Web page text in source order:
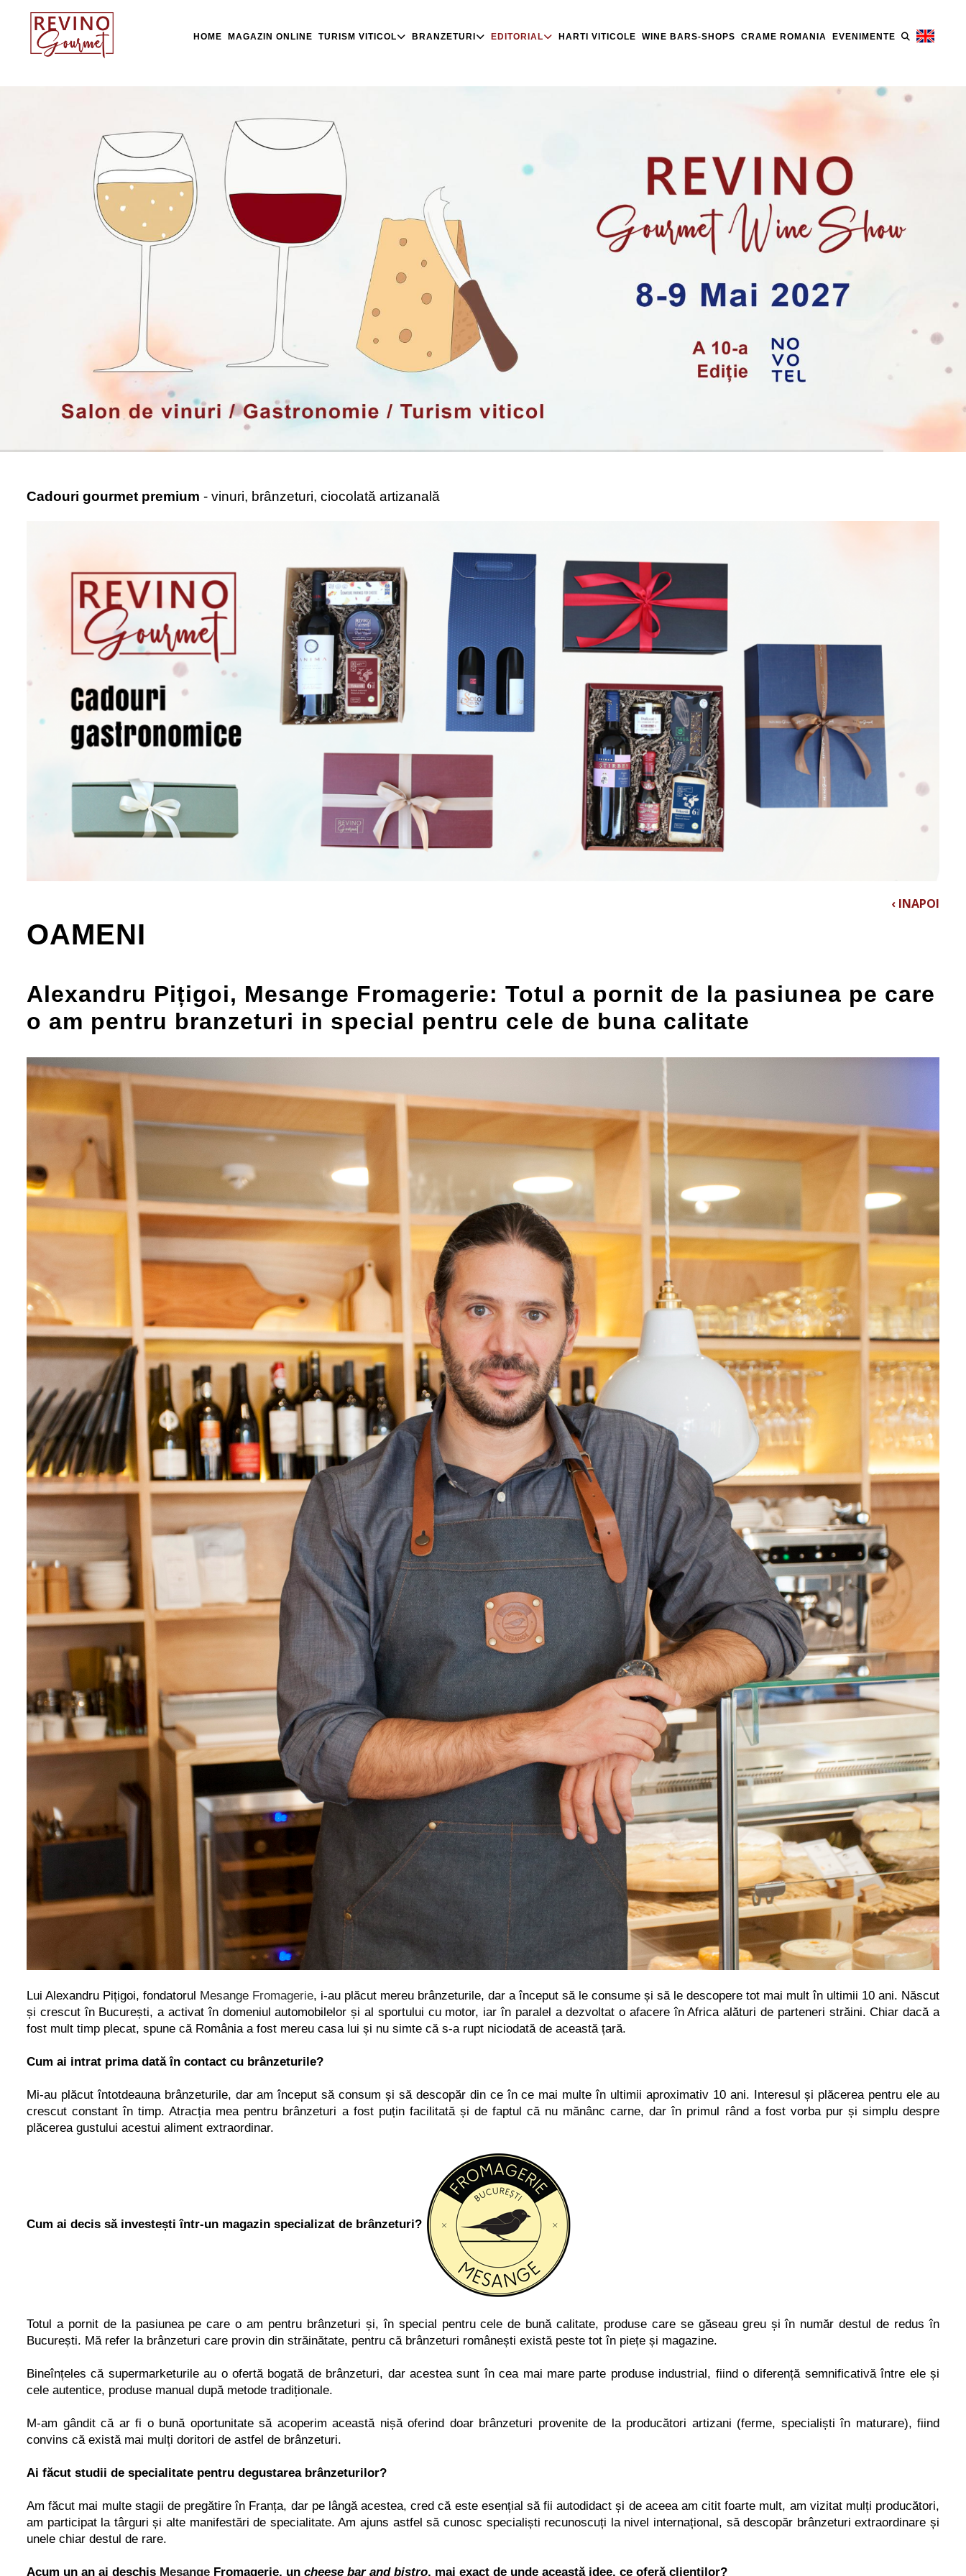
HOME MAGAZIN ONLINE TURISM VITICOL BRANZETURI EDITORIAL HARTI VITICOLE WINE BARS-SHOPS CRAME ROMANIA EVENIMENTE
Cadouri gourmet premium - vinuri, brânzeturi, ciocolată artizanală
OAMENI
Alexandru Pițigoi, Mesange Fromagerie: Totul a pornit de la pasiunea pe care
o am pentru branzeturi in special pentru cele de buna calitate
‹ INAPOI
Lui Alexandru Pițigoi, fondatorul Mesange Fromagerie, i-au plăcut mereu brânzeturile, dar a început să le consume și să le descopere tot mai mult în ultimii 10 ani. Născut
și crescut în București, a activat în domeniulautomobilelorși al sportului cu motor, iar în paralel a dezvoltat o afacere în Africa alături de parteneri străini. Chiar dacă a
fost mult timp plecat, spune că România a fost mereu casa lui și nu simte că s-a rupt niciodată de această țară.
Cum ai intrat prima dată în contact cu brânzeturile?
Mi-au plăcut întotdeauna brânzeturile, dar am început să consumși să descopăr din ce în ce mai multe în ultimii aproximativ 10 ani. Interesulși plăcerea pentru ele au
crescut constant în timp. Atracția mea pentru brânzeturi a fost puțin facilitată și de faptul că nu mănânc carne, dar în primul rând a fost vorba pur și simplu despre
plăcerea gustului acestui aliment extraordinar.
Cum ai decis să investești într-un magazin specializat de brânzeturi?
Totul a pornit de la pasiunea pe care o am pentru brânzeturi și, în special pentru cele de bună calitate, produse care se găseau greu și în număr destul de redus în
București. Mă refer la brânzeturi care provin din străinătate, pentru că brânzeturi românești există peste tot în piețe și magazine.
Bineînțeles că supermarketurile au o ofertă bogată de brânzeturi, dar acestea sunt în cea mai mare parte produse industrial, fiind o diferență semnificativă între eleși
cele autentice, produse manual după metode tradiționale.
M-am gândit că ar fi o bună oportunitate să acoperim această nișă oferind doar brânzeturi provenite de la producători artizani (ferme, specialiști în maturare), fiind
convins că există mai mulți doritori de astfel de brânzeturi.
Ai făcut studii de specialitate pentru degustarea brânzeturilor?
Am făcut mai multe stagii de pregătire în Franța, dar pe lângă acestea, cred că este esențial să fii autodidactși de aceea am citit foarte mult, am vizitat mulți producători,
am participat la târguriși alte manifestări de specialitate. Am ajuns astfel să cunosc specialiști recunoscuți la nivel internațional, să descopăr brânzeturi extraordinareși
unele chiar destul de rare.
Acum un an ai deschis Mesange Fromagerie, un cheese bar and bistro, mai exact de unde această idee, ce oferăclienților?